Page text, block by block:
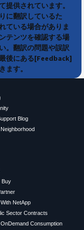
提供されています。
に翻訳しているた
ている場合がありま
テンツを確認する場
。翻訳の問題や誤訳
後にある[Feedback]
ます。
Blog
Buy
NetApp
Sector Contracts
Consumption